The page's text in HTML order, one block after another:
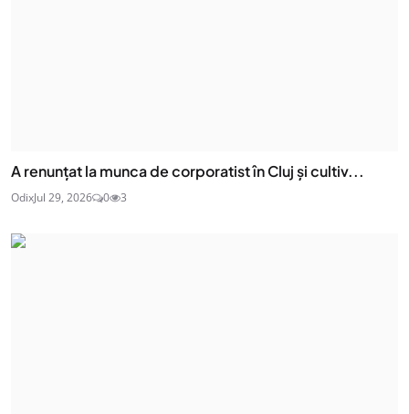
A renunțat la munca de corporatist în Cluj și cultiv...
OdixJul 29, 2026 0 3